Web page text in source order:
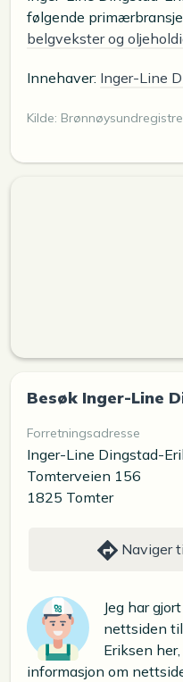
følgende
belgvekster og
Innehaver: Inger-Line
Kilde:
Besøk Inger-Line
Forretningsadresse
Inger-Line Dingstad-
Tomterveien 156
1825 Tomter
Naviger
Jeg har
nettsiden
Eriksen
informasjon om